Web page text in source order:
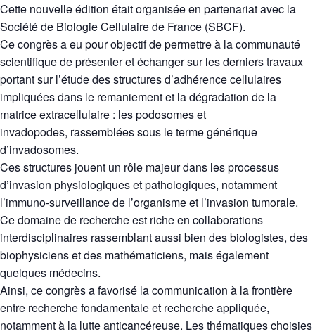
Cette nouvelle édition était organisée en partenariat avec la
Société de Biologie Cellulaire de France (SBCF).
Ce congrès a eu pour objectif de permettre à la communauté
scientifique de présenter et échanger sur les derniers travaux
portant sur l’étude des structures d’adhérence cellulaires
impliquées dans le remaniement et la dégradation de la
matrice extracellulaire : les podosomes et
invadopodes, rassemblées sous le terme générique
d’invadosomes.
Ces structures jouent un rôle majeur dans les processus
d’invasion physiologiques et pathologiques, notamment
l’immuno-surveillance de l’organisme et l’invasion tumorale.
Ce domaine de recherche est riche en collaborations
interdisciplinaires rassemblant aussi bien des biologistes, des
biophysiciens et des mathématiciens, mais également
quelques médecins.
Ainsi, ce congrès a favorisé la communication à la frontière
entre recherche fondamentale et recherche appliquée,
notamment à la lutte anticancéreuse. Les thématiques choisies